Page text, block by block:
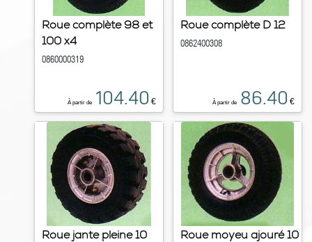
Roue complète 98 et
100 x4
0860000319
À partir de 104.40 €
Roue complète D 12
0862400308
À partir de 86.40 €
Roue jante pleine 10
Roue moyeu ajouré 10